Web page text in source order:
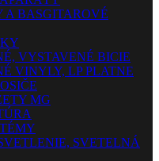
A BASGITAROVÉ
VYSTAVENÉ BICIE
VINYLY, LP PLATNE
MG
SVETELNÁ